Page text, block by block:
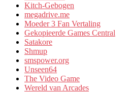
Kitch-Gebogen
megadrive.me
Moeder 3 Fan Vertaling
Gekopieerde Games Central
Satakore
Shmup
smspower.org
Unseen64
The Video Game
Wereld van Arcades